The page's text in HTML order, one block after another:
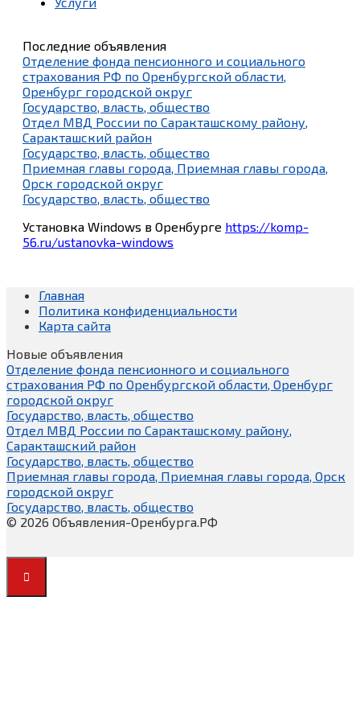
Последние объявления
Отделение фонда пенсионного и социального
страхования РФ по Оренбургской области,
Оренбург городской округ
Государство, власть, общество
Отдел МВД России по Саракташскому району,
Саракташский район
Государство, власть, общество
Приемная главы города, Приемная главы города,
Орск городской округ
Государство, власть, общество
Установка Windows в Оренбурге https://komp-
56.ru/ustanovka-windows
Главная
Политика конфиденциальности
Карта сайта
Новые объявления
Отделение фонда пенсионного и социального
страхования РФ по Оренбургской области, Оренбург
городской округ
Государство, власть, общество
Отдел МВД России по Саракташскому району,
Саракташский район
Государство, власть, общество
Приемная главы города, Приемная главы города, Орск
городской округ
Государство, власть, общество
© 2026 Объявления-Оренбурга.РФ